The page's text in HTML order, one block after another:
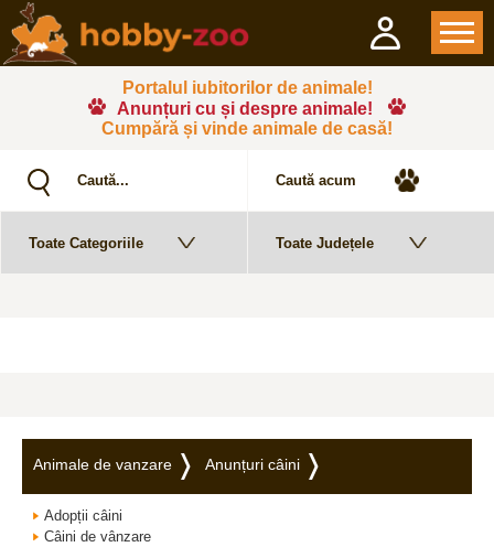
Portalul iubitorilor de animale!
Anunțuri cu și despre animale!
Cumpără și vinde animale de casă!
Animale de vanzare Anunțuri câini
Adopții câini
Câini de vânzare